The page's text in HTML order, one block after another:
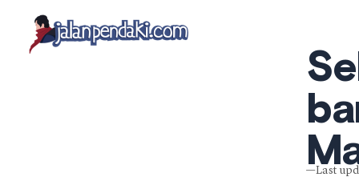
content
—Last